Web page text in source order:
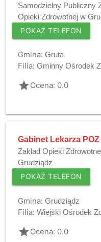
Samodzielny Publiczny
Opieki Zdrowotnej w
POKAŻ TELEFON
Gmina: Gruta
Filia: Gminny Ośrodek
gradeOcena: 0.0
Gabinet Lekarza POZ
Zakład Opieki
Grudziądz
POKAŻ TELEFON
Gmina: Grudziądz
Filia: Wiejski Ośrodek
gradeOcena: 0.0